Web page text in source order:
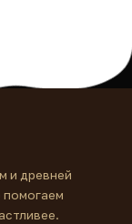
и древней
помогаем